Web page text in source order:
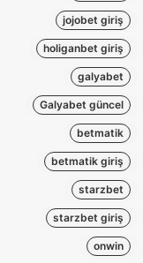
jojobet giriş
holiganbet giriş
galyabet
Galyabet güncel
betmatik
betmatik giriş
starzbet
starzbet giriş
onwin